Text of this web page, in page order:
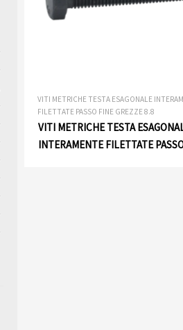
VITI METRICHE TESTA ESAGONALE
FILETTATE PASSO FINE GREZZE 8.8
VITI METRICHE TESTA
INTERAMENTE FILETTATE